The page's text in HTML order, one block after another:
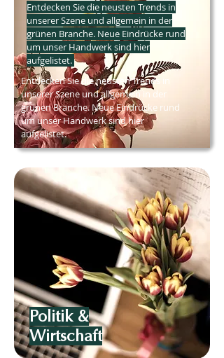
Entdecken Sie die neusten Trends in
unserer Szene und allgemein in der
grünen Branche. Neue Eindrücke rund
um unser Handwerk sind hier
aufgelistet.
Entdecken Sie die neusten Trends in
unserer Szene und allgemein in der
grünen Branche. Neue Eindrücke rund
um unser Handwerk sind hier
aufgelistet.
Politik &
Wirtschaft